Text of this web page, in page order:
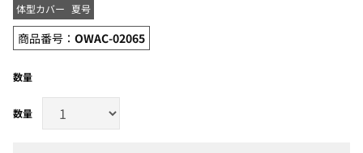
体型カバー 夏号
商品番号： OWAC-02065
数量